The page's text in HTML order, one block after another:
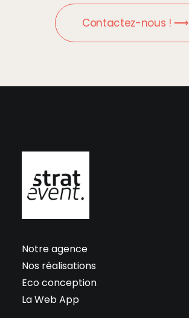
Contactez-nous ! ⟶
Notre agence
Nos réalisations
Eco conception
La Web App